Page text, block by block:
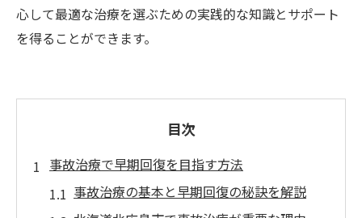
心して最適な治療を選ぶための実践的な知識とサポート
を得ることができます。
目次
事故治療で早期回復を目指す方法
事故治療の基本と早期回復の秘訣を解説